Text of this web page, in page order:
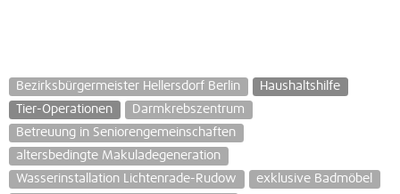
Bezirksbürgermeister Hellersdorf Berlin
Haushaltshilfe
Tier-Operationen
Darmkrebszentrum
Betreuung in Seniorengemeinschaften
altersbedingte Makuladegeneration
Wasserinstallation Lichtenrade-Rudow
exklusive Badmöbel